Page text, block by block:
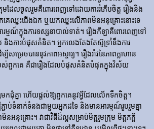
ម​ដែល​ចូលរួម​គឺ​ពោរពេញ​ទៅ​ដោយ​ការ​រំភើប​ចិត្ត រឿង​និង​
េឈ្នះជើងឯក ឬយកឈ្នះលើភាពមិនអនុគ្រោះនោះទេ
អារម្មណ៍ក្នុងការទស្សនាបាល់ទាត់។ រឿង​កីឡា​គឺ​ពោរពេញ​ទៅ​
និង​ការ​បំផុស​គំនិត។ អ្នកលេងតែងតែស៊ូទ្រាំនឹងការ
ម្រេចបាននូវភាពអស្ចារ្យ។ រឿងរ៉ាវនៃភាពក្លាហាន
បស់ពួកគេ គឺជារឿងដែលបំផុសគំនិតបំផុតក្នុងវិស័យ
កជុំគ្នា ហើយផ្តល់ឱ្យពួកគេនូវអ្វីដែលលើកទឹកចិត្ត។
ាប់ទំនាក់ទំនងជាមួយអ្នកដទៃ និងមានអារម្មណ៍រួបរួមគ្នា
អនុគ្រោះ។ វាជាវិធីដ៏ល្អសម្រាប់មិត្តរួមក្រុម មិត្តភក្តិ